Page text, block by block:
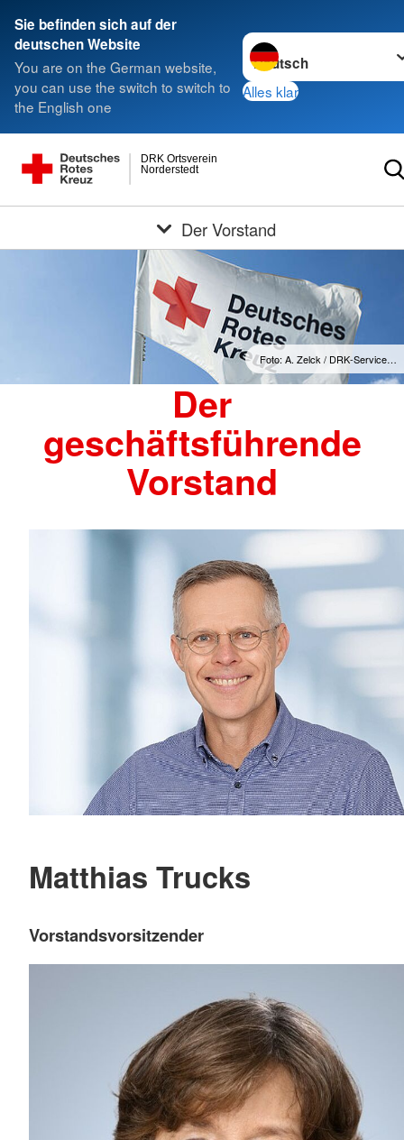
Sie befinden sich auf der
deutschen Website
You are on the German website,
you can use the switch to switch to
the English one
Sprache wechseln zu
Alles klar
Norderstedt
DRK Ortsverein
Der Vorstand
Foto: A. Zelck / DRK-Service…
Der
geschäftsführende
Vorstand
Matthias Trucks
Vorstandsvorsitzender